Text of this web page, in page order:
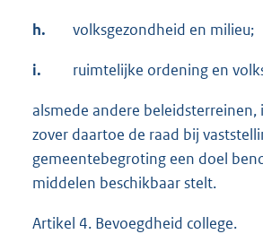
h. volksgezondheid en milieu;
i. ruimtelijke ordening en
alsmede andere
zover daartoe de raad bij
gemeentebegroting een doel
middelen beschikbaar stelt.
Artikel 4. Bevoegdheid college.